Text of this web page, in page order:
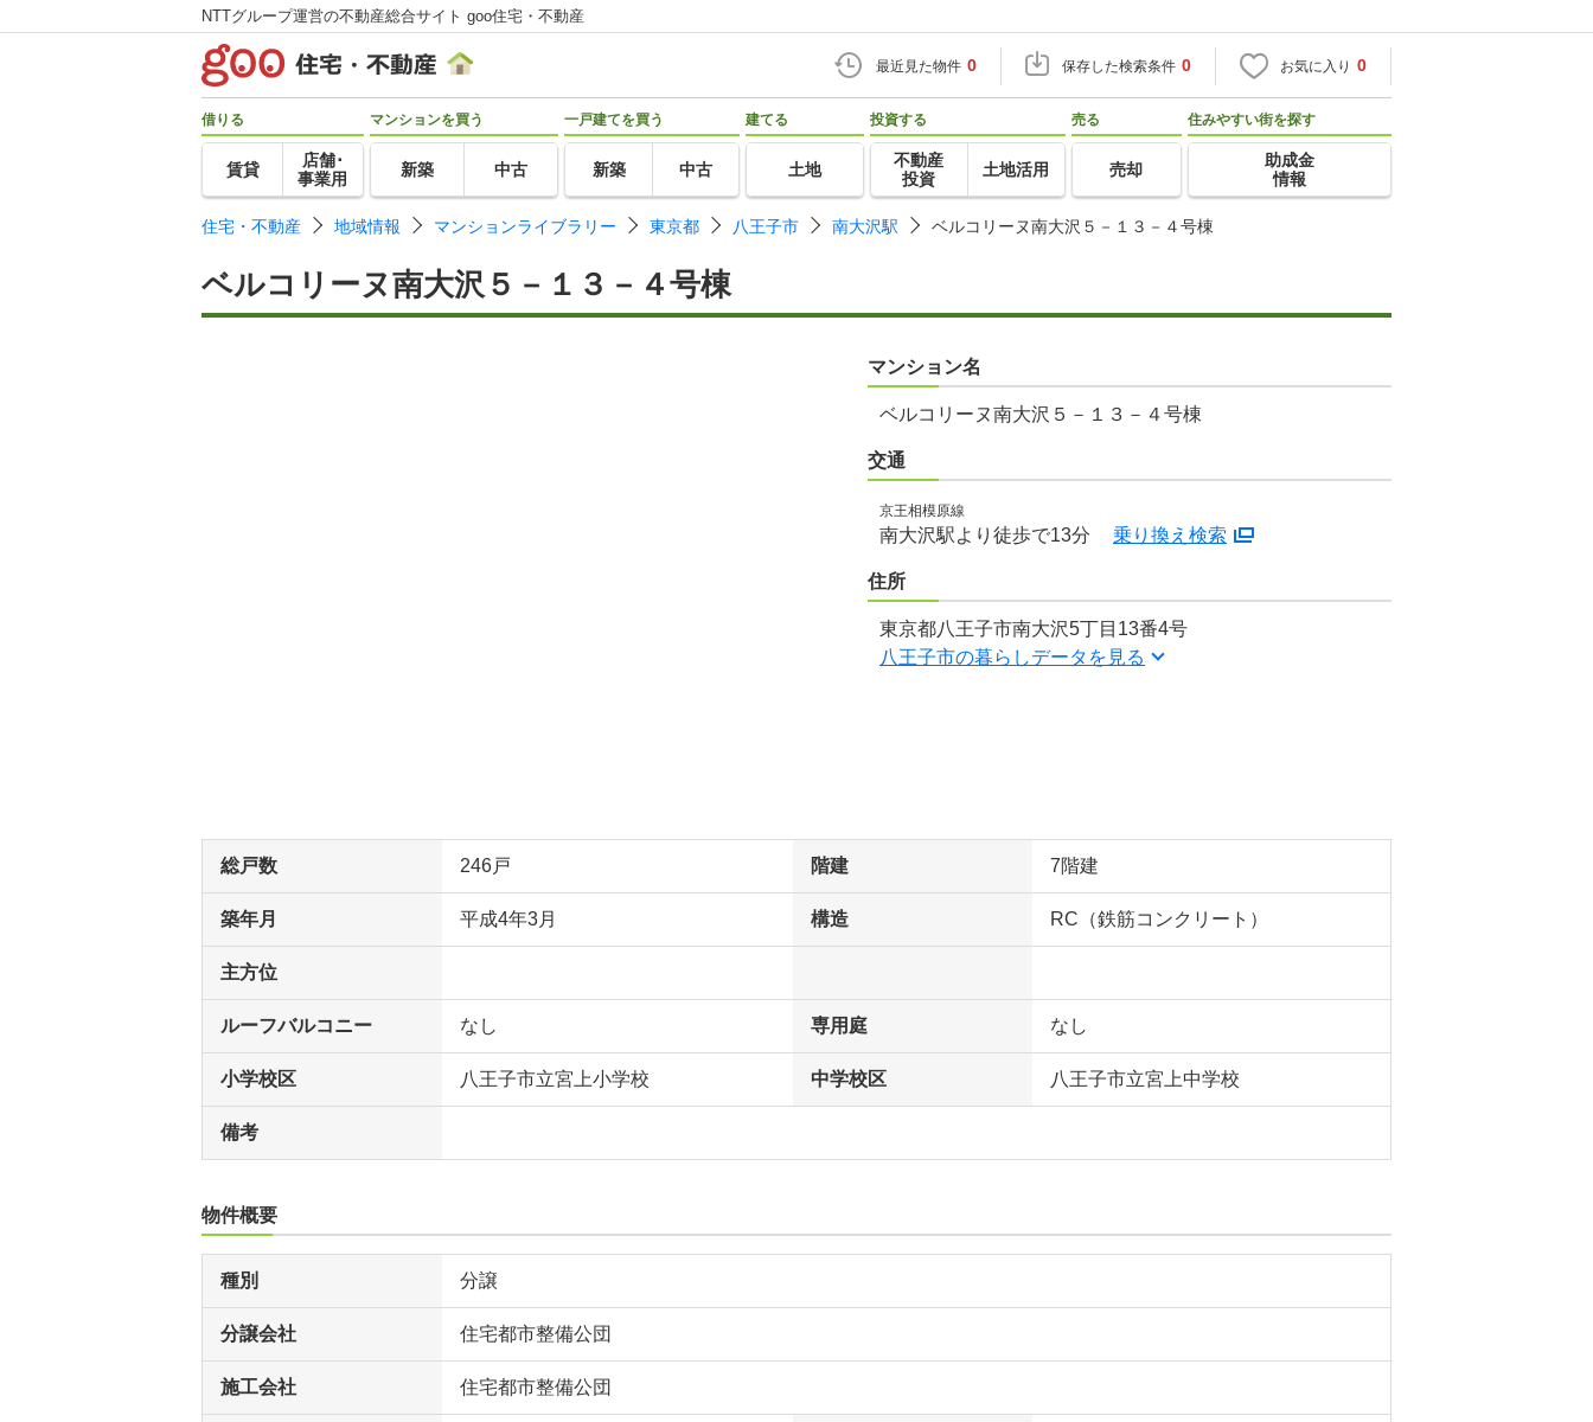
NTTグループ運営の不動産総合サイト goo住宅・不動産
最近見た物件 0 保存した検索条件 0 お気に入り 0
借りる
賃貸
店舗･
事業用
マンションを買う
新築 中古
一戸建てを買う
新築 中古
建てる
土地
投資する
不動産
投資
土地活用
売る
売却
住みやすい街を探す
助成金
情報
住宅・不動産 地域情報 マンションライブラリー 東京都 八王子市 南大沢駅 ベルコリーヌ南大沢５－１３－４号棟
ベルコリーヌ南大沢５－１３－４号棟
マンション名
ベルコリーヌ南大沢５－１３－４号棟
交通
京王相模原線
南大沢駅より徒歩で13分 乗り換え検索
住所
東京都八王子市南大沢5丁目13番4号
八王子市の暮らしデータを見る
総戸数 246戸 階建 7階建
築年月 平成4年3月 構造 RC（鉄筋コンクリート）
主方位
ルーフバルコニー なし 専用庭 なし
小学校区 八王子市立宮上小学校 中学校区 八王子市立宮上中学校
備考
物件概要
種別 分譲
分譲会社 住宅都市整備公団
施工会社 住宅都市整備公団